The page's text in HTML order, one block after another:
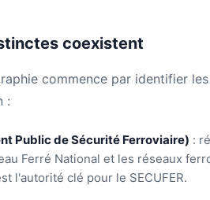
coexistent
commence par identifier
:
Public de Sécurité Ferroviaire) :
Ferré National et les réseaux
l'autorité clé pour le SECUFER.